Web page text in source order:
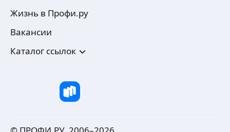
Жизнь в Профи.ру
Вакансии
Каталог ссылок